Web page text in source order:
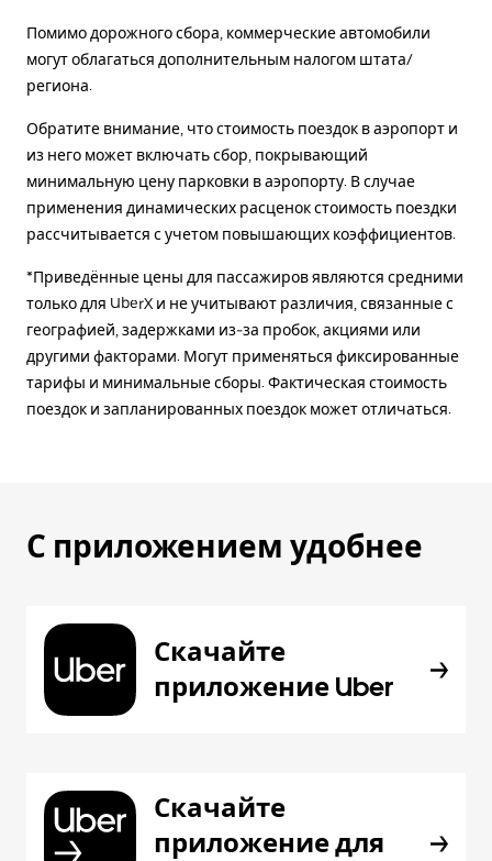
Помимо дорожного сбора, коммерческие автомобили
могут облагаться дополнительным налогом штата/
региона.
Обратите внимание, что стоимость поездок в аэропорт и
из него может включать сбор, покрывающий
минимальную цену парковки в аэропорту. В случае
применения динамических расценок стоимость поездки
рассчитывается с учетом повышающих коэффициентов.
*Приведённые цены для пассажиров являются средними
только для UberX и не учитывают различия, связанные с
географией, задержками из-за пробок, акциями или
другими факторами. Могут применяться фиксированные
тарифы и минимальные сборы. Фактическая стоимость
поездок и запланированных поездок может отличаться.
С приложением удобнее
Скачайте
приложение Uber
Скачайте
приложение для